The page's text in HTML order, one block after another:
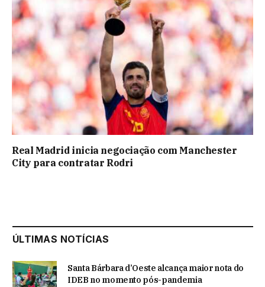
Real Madrid inicia negociação com Manchester
City para contratar Rodri
ÚLTIMAS NOTÍCIAS
Santa Bárbara d’Oeste alcança maior nota do
IDEB no momento pós-pandemia